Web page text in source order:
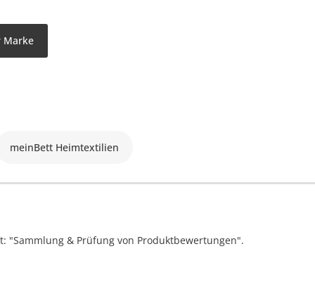
Marke
meinBett Heimtextilien
& Prüfung von Produktbewertungen".